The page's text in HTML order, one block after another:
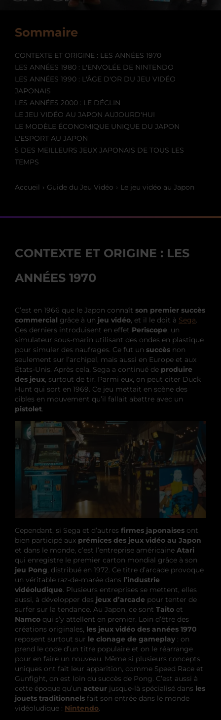
Sommaire
CONTEXTE ET ORIGINE : LES ANNÉES 1970
LES ANNÉES 1980 : L'ENVOLÉE DE NINTENDO
LES ANNÉES 1990 : L'ÂGE D'OR DU JEU VIDÉO
JAPONAIS
LES ANNÉES 2000 : LE DÉCLIN
LE JEU VIDÉO AU JAPON AUJOURD'HUI
LE MODÈLE ÉCONOMIQUE UNIQUE DU JAPON
L'ESPORT AU JAPON
5 DES MEILLEURS JEUX JAPONAIS DE TOUS LES
TEMPS
Accueil Guide du Jeu Vidéo Le jeu vidéo au Japon
CONTEXTE ET ORIGINE : LES
ANNÉES 1970
C’est en 1966 que le Japon connaît son premier succès
commercial grâce à un jeu vidéo, et il le doit à Sega.
Ces derniers introduisent en effet Periscope, un
simulateur sous-marin utilisant des ondes en plastique
pour simuler des naufrages. Ce fut un succès non
seulement sur l’archipel, mais aussi en Europe et aux
États-Unis. Après cela, Sega a continué de produire
des jeux, surtout de tir. Parmi eux, on peut citer Duck
Hunt qui sort en 1969. Ce jeu mettait en scène des
cibles en mouvement qu’il fallait abattre avec un
pistolet.
Cependant, si Sega et d’autres firmes japonaises ont
bien participé aux prémices des jeux vidéo au Japon
et dans le monde, c’est l’entreprise américaine Atari
qui enregistre le premier carton mondial grâce à son
jeu Pong, distribué en 1972. Ce titre d’arcade provoque
un véritable raz-de-marée dans l’industrie
vidéoludique. Plusieurs entreprises se mettent, elles
aussi, à développer des jeux d’arcade pour tenter de
surfer sur la tendance. Au Japon, ce sont Taito et
Namco qui s’y attellent en premier. Loin d’être des
créations originales, les jeux vidéo des années 1970
reposent surtout sur le clonage de gameplay : on
prend le code d’un titre populaire et on le réarrange
pour en faire un nouveau. Même si plusieurs concepts
uniques ont fait leur apparition, comme Speed Race et
Gunfight, on est loin du succès de Pong. C’est aussi à
cette époque qu’un acteur jusque-là spécialisé dans les
jouets traditionnels fait son entrée dans le monde
vidéoludique : Nintendo.